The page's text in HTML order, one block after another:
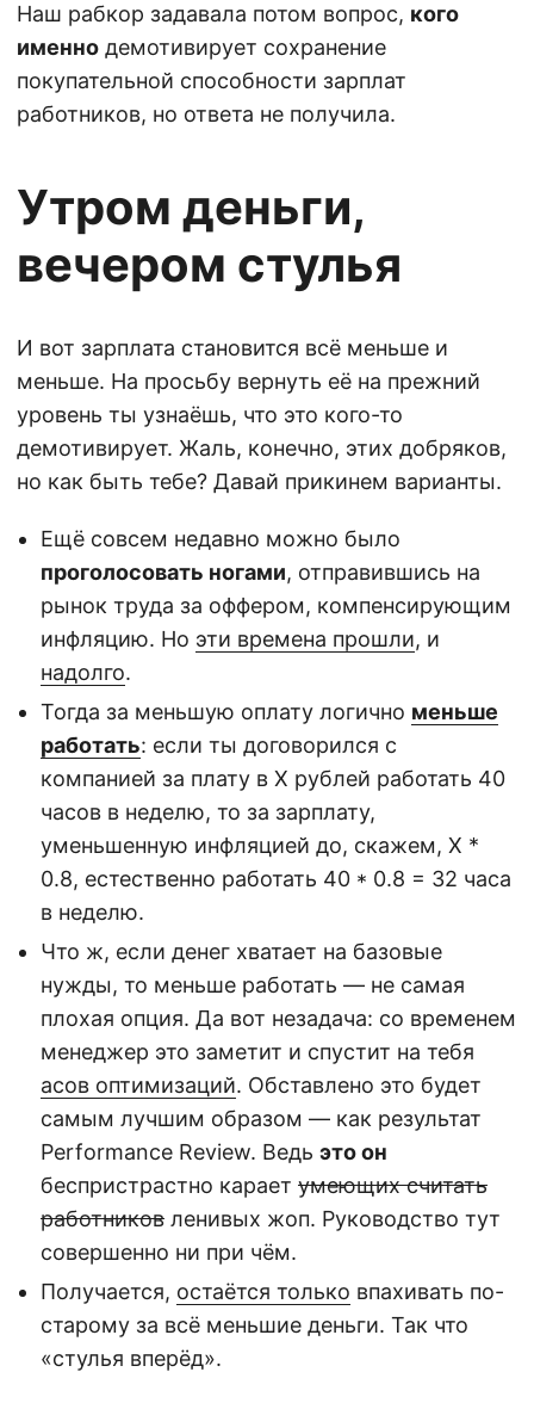
Наш рабкор задавала потом вопрос, кого
именно демотивирует сохранение
покупательной способности зарплат
работников, но ответа не получила.
Утром деньги,
вечером стулья
И вот зарплата становится всё меньше и
меньше. На просьбу вернуть её на прежний
уровень ты узнаёшь, что это кого-то
демотивирует. Жаль, конечно, этих добряков,
но как быть тебе? Давай прикинем варианты.
Ещё совсем недавно можно было
проголосовать ногами, отправившись на
рынок труда за оффером, компенсирующим
инфляцию. Но эти времена прошли, и
надолго.
Тогда за меньшую оплату логично меньше
работать: если ты договорился с
компанией за плату в Х рублей работать 40
часов в неделю, то за зарплату,
уменьшенную инфляцией до, скажем, X *
0.8, естественно работать 40 * 0.8 = 32 часа
в неделю.
Что ж, если денег хватает на базовые
нужды, то меньше работать — не самая
плохая опция. Да вот незадача: со временем
менеджер это заметит и спустит на тебя
асов оптимизаций. Обставлено это будет
самым лучшим образом — как результат
Performance Review. Ведь это он
беспристрастно карает умеющих считать
работников ленивых жоп. Руководство тут
совершенно ни при чём.
Получается, остаётся только впахивать по-
старому за всё меньшие деньги. Так что
«стулья вперёд».